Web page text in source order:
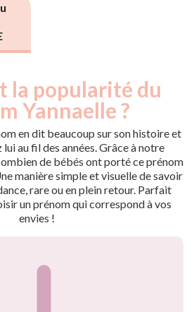
la popularité du
Yannaelle ?
en dit beaucoup sur son histoire et
au fil des années. Grâce à notre
de bébés ont porté ce prénom
manière simple et visuelle de savoir
rare ou en plein retour. Parfait
un prénom qui correspond à vos
envies !